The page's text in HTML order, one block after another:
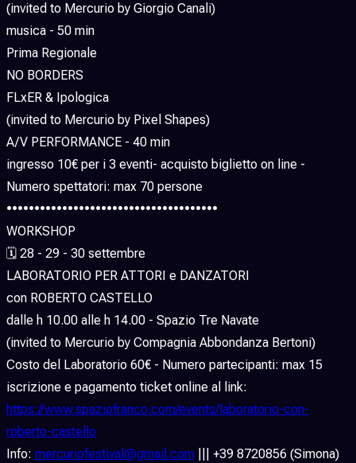
(invited to Mercurio by Giorgio Canali)
musica - 50 min
Prima Regionale
NO BORDERS
FLxER & Ipologica
(invited to Mercurio by Pixel Shapes)
A/V PERFORMANCE - 40 min
ingresso 10€ per i 3 eventi- acquisto biglietto on line -
Numero spettatori: max 70 persone
••••••••••••••••••••••••••••••••••••••
WORKSHOP
🗓 28 - 29 - 30 settembre
LABORATORIO PER ATTORI e DANZATORI
con ROBERTO CASTELLO
dalle h 10.00 alle h 14.00 - Spazio Tre Navate
(invited to Mercurio by Compagnia Abbondanza Bertoni)
Costo del Laboratorio 60€ - Numero partecipanti: max 15
iscrizione e pagamento ticket online al link:
https://www.spaziofranco.com/events/laboratorio-con-
roberto-castello
Info: mercuriofestival@gmail.com ||| +39 8720856 (Simona)